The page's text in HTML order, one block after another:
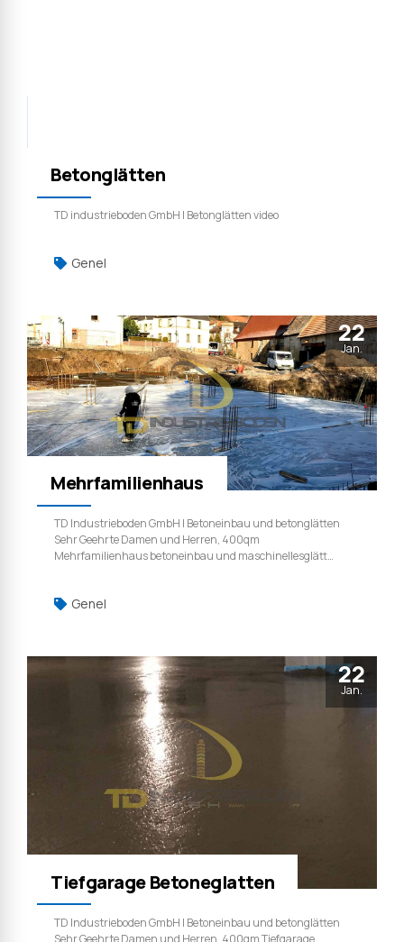
Genel
Betonglätten
TD industrieboden GmbH | Betonglätten video
Genel
22
Jan.
Mehrfamilienhaus
TD Industrieboden GmbH | Betoneinbau und betonglätten
Sehr Geehrte Damen und Herren, 400qm
Mehrfamilienhaus betoneinbau und maschinellesglätt
22
Jan.
Tiefgarage Betoneglatten
TD Industrieboden GmbH | Betoneinbau und betonglätten
Sehr Geehrte Damen und Herren, 400qm Tiefgarage